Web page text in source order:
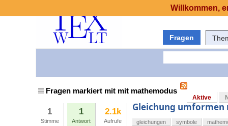
Fragen
Fragen markiert mit mit mathemodus
Aktive
1
Stimme
1
Antwort
2.1k
Aufrufe
Gleichung umformen
gleichungen symbole
Willkommen,